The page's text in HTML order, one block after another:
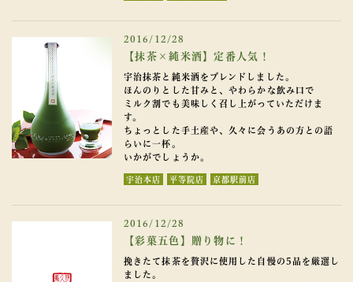
2016/12/28
【抹茶×純米酒】定番人気！
宇治抹茶と純米酒をブレンドしました。
ほんのりとした甘みと、やわらかな飲み口で
ミルク割でも美味しく召し上がっていただけま
す。
ちょっとした手土産や、久々に会うあの方との語
らいに一杯。
いかがでしょうか。
宇治本店 平等院店 京都駅前店
2016/12/28
【彩菓五色】贈り物に！
挽きたて抹茶を贅沢に使用した自慢の5品を厳選し
ました。